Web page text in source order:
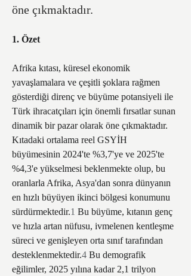
öne çıkmaktadır.
1. Özet
Afrika kıtası, küresel ekonomik
yavaşlamalara ve çeşitli şoklara rağmen
gösterdiği direnç ve büyüme potansiyeli ile
Türk ihracatçıları için önemli fırsatlar sunan
dinamik bir pazar olarak öne çıkmaktadır.
Kıtadaki ortalama reel GSYİH
büyümesinin 2024'te %3,7'ye ve 2025'te
%4,3'e yükselmesi beklenmekte olup, bu
oranlarla Afrika, Asya'dan sonra dünyanın
en hızlı büyüyen ikinci bölgesi konumunu
sürdürmektedir.1 Bu büyüme, kıtanın genç
ve hızla artan nüfusu, ivmelenen kentleşme
süreci ve genişleyen orta sınıf tarafından
desteklenmektedir.4 Bu demografik
eğilimler, 2025 yılına kadar 2,1 trilyon